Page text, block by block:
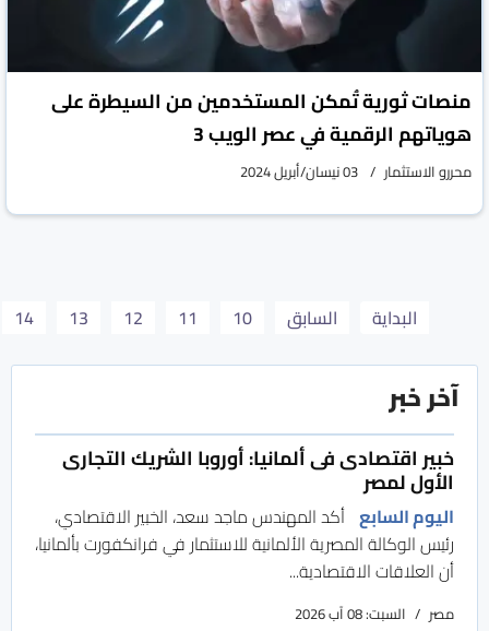
منصات ثورية تُمكن المستخدمين من السيطرة على
هوياتهم الرقمية في عصر الويب 3
محررو الاستثمار 03 نيسان/أبريل 2024
البداية السابق 10
11
12
13
14
آخر خبر
خبير اقتصادى فى ألمانيا: أوروبا الشريك التجارى
الأول لمصر
اليوم السابع أكد المهندس ماجد سعد، الخبير الاقتصادي،
رئيس الوكالة المصرية الألمانية للاستثمار في فرانكفورت بألمانيا،
أن العلاقات الاقتصادية...
مصر السبت: 08 آب 2026